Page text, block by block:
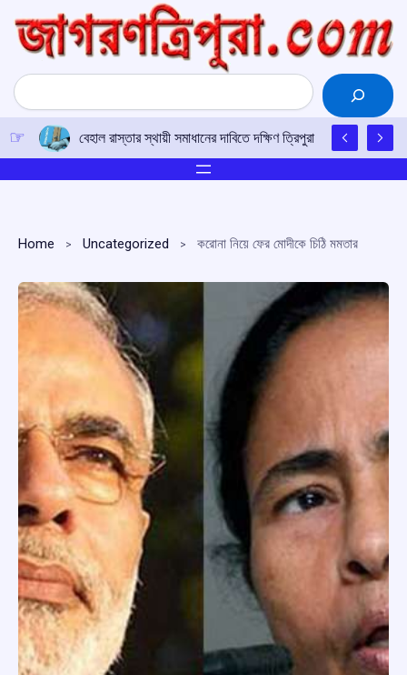
content
Search
বেহাল রাস্তার স্থায়ী সমাধানের দাবিতে দক্ষিণ ত্রিপুরা যুব কংগ্রেসের
Home Uncategorized করোনা নিয়ে ফের মোদীকে চিঠি মমতার